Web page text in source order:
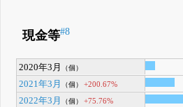
現金等#8
2020年3月 （個）
2021年3月
（個） +200.67%
2022年3月
（個） +75.76%